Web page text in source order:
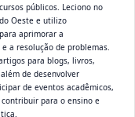
públicos. Leciono no
Oeste e utilizo
aprimorar a
a resolução de problemas.
para blogs, livros,
de desenvolver
de eventos acadêmicos,
para o ensino e